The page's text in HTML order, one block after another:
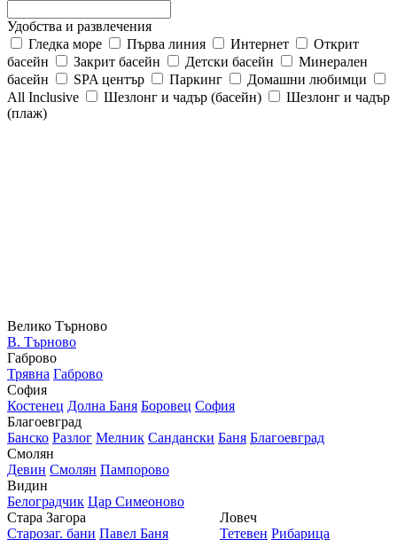
Удобства и развлечения
Гледка море
Първа линия Интернет
Открит
басейн
Закрит басейн Детски басейн
Минерален
басейн
SPA център Паркинг
Домашни любимци
All Inclusive
Шезлонг и чадър (басейн)
Шезлонг и чадър
(плаж)
Велико Търново
В. Търново
Габрово
Трявна Габрово
София
Костенец Долна Баня Боровец София
Благоевград
Банско Разлог Мелник Сандански Баня Благоевград
Смолян
Девин Смолян Пампорово
Видин
Белоградчик Цар Симеоново
Стара Загора
Старозаг. бани Павел Баня
Ловеч
Тетевен Рибарица